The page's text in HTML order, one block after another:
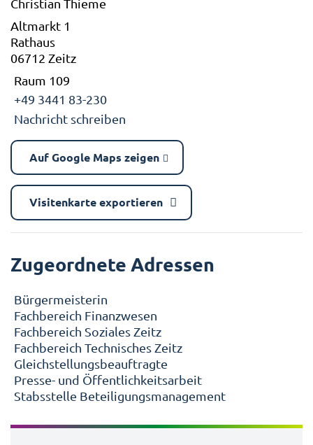
Christian Thieme
Altmarkt 1
Rathaus
06712 Zeitz
Raum 109
+49 3441 83-230
Nachricht schreiben
Auf Google Maps zeigen
Visitenkarte exportieren
Zugeordnete Adressen
Bürgermeisterin
Fachbereich Finanzwesen
Fachbereich Soziales Zeitz
Fachbereich Technisches Zeitz
Gleichstellungsbeauftragte
Presse- und Öffentlichkeitsarbeit
Stabsstelle Beteiligungsmanagement